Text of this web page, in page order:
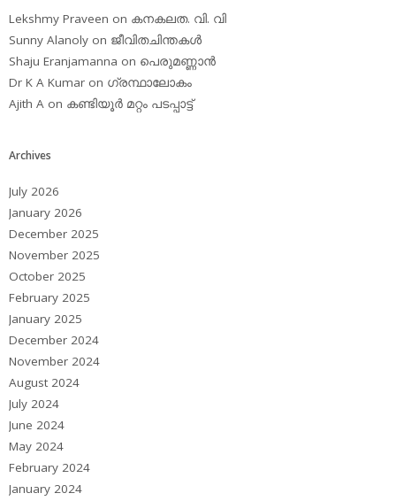
Lekshmy Praveen on കനകലത. വി. വി
Sunny Alanoly on ജീവിതചിന്തകള്‍
Shaju Eranjamanna on പെരുമണ്ണാന്‍
Dr K A Kumar on ഗ്രന്ഥാലോകം
Ajith A on കണ്ടിയൂര്‍ മറ്റം പടപ്പാട്ട്‌
Archives
July 2026
January 2026
December 2025
November 2025
October 2025
February 2025
January 2025
December 2024
November 2024
August 2024
July 2024
June 2024
May 2024
February 2024
January 2024